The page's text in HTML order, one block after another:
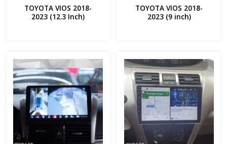
TOYOTA VIOS 2018-
2023 (12.3 Inch)
TOYOTA VIOS 2018-
2023 (9 inch)